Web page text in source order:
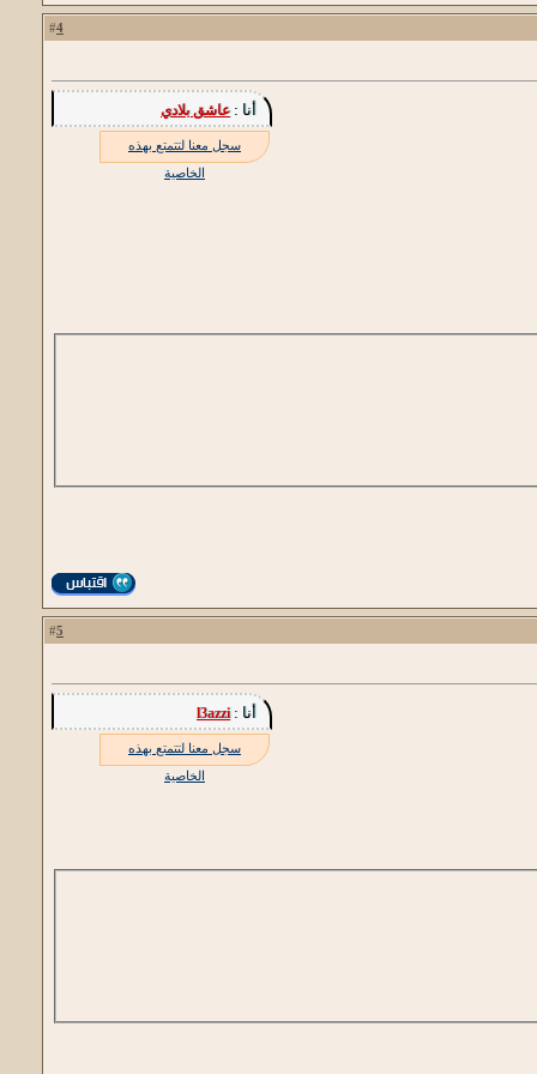
4
أنا :عاشق بلادي
سجل معنا لتتمتع بهذه
الخاصية
5
أنا :l3azzi
سجل معنا لتتمتع بهذه
الخاصية